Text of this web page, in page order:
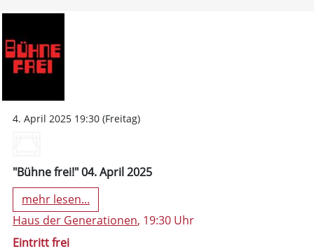
4. April 2025 19:30 (Freitag)
"Bühne frei!" 04. April 2025
mehr lesen...
Haus der Generationen, 19:30 Uhr
Eintritt frei